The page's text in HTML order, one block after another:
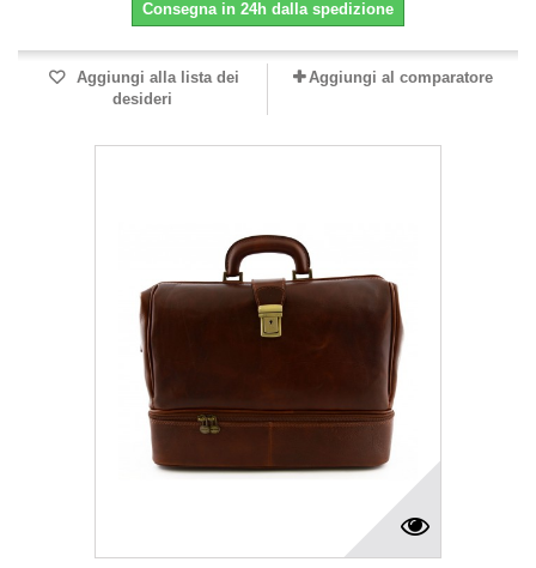
Consegna in 24h dalla spedizione
Aggiungi alla lista dei
desideri
Aggiungi al comparatore